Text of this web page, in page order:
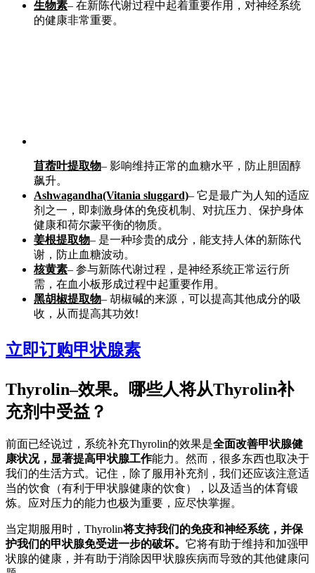
生物素– 在新陈代谢过程中起着重要作用，对神经系统
的健康非常重要。
苜蓿叶提取物– 影响维持正常的血糖水平，防止胆固醇
飙升。
Ashwagandha(Vitania sluggard)– 它是最广为人知的适应
剂之一，即刺激身体的免疫机制、对抗压力、保护身体
健康和荷尔蒙平衡的物质。
姜根提取物– 是一种珍贵的成分，能支持人体的新陈代
谢，防止血糖波动。
核黄素– 参与新陈代谢过程，是神经系统正常运行所
需，在血小板形成过程中起重要作用。
黑胡椒提取物– 胡椒碱的来源，可以提高其他成分的吸
收，从而提高其功效!
立即订购甲状腺素
Thyrolin–效果。哪些人将从Thyrolin补
充剂中受益？
前面已经说过，系统补充Thyrolin的效果是全面改善甲状腺健
康状况，显著提高甲状腺工作能力。然而，很多东西也取决于
我们的生活方式。记住，除了服用补充剂，我们还应该注意适
当的饮食（有利于甲状腺健康的饮食），以及适当的体育锻
炼。应对压力的能力也极为重要，应尽快掌握。
当定期服用时，Thyrolin将支持我们的免疫和神经系统，并保
护我们的甲状腺免受进一步的破坏。 它将有助于维持和加强甲
状腺的健康，并有助于消除因甲状腺疾病而导致的其他健康问